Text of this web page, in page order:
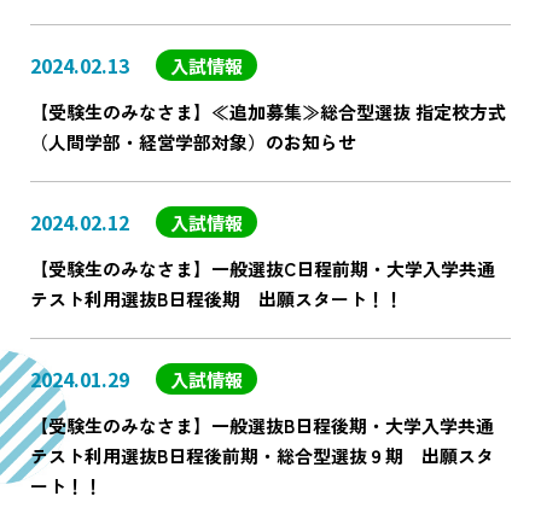
2024.02.13
入試情報
【受験生のみなさま】≪追加募集≫総合型選抜 指定校方式
（人間学部・経営学部対象）のお知らせ
2024.02.12
入試情報
【受験生のみなさま】一般選抜C日程前期・大学入学共通
テスト利用選抜B日程後期 出願スタート！！
2024.01.29
入試情報
【受験生のみなさま】一般選抜B日程後期・大学入学共通
テスト利用選抜B日程後前期・総合型選抜９期 出願スタ
ート！！